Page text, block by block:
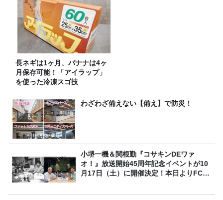
長ネギは1ヶ月、バナナは4ヶ
月保存可能！「アイラップ」
を使った冷凍スゴ技
わざわざ備えない【備え】で防災！
小堺一機＆関根勤『コサキンDEワァ
オ！』放送開始45周年記念イベントが10
月17日（土）に開催決定！本日よりFC先